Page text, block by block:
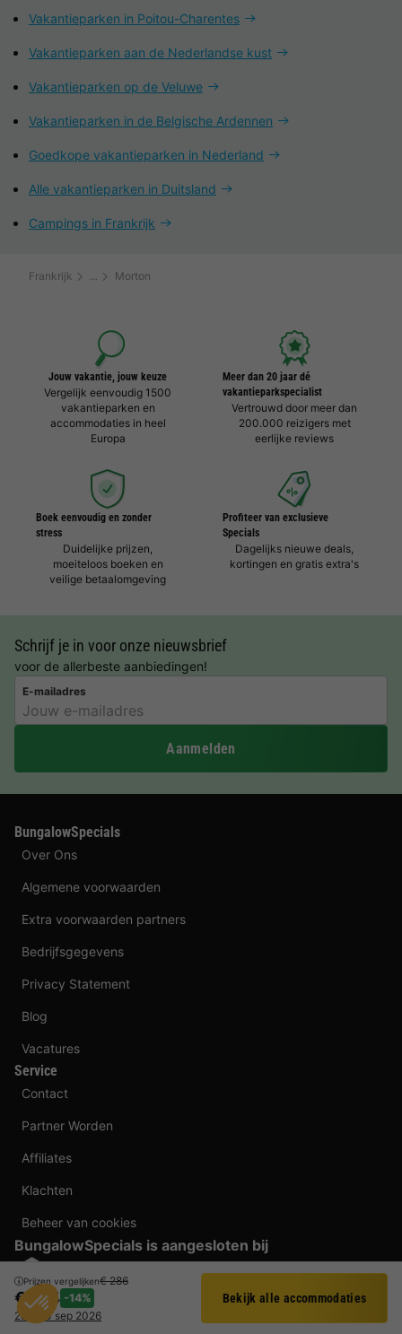
Filter
Prijzen vergelijken€ 286
-14%
€ 244
28 - 30 sep 2026
Bekijk alle accommodaties
Vakantieparken in Poitou-Charentes
Vakantieparken aan de Nederlandse kust
Vakantieparken op de Veluwe
Vakantieparken in de Belgische Ardennen
Goedkope vakantieparken in Nederland
Alle vakantieparken in Duitsland
Campings in Frankrijk
Frankrijk Morton
Jouw vakantie, jouw keuze
Vergelijk eenvoudig 1500
vakantieparken en
accommodaties in heel
Europa
Meer dan 20 jaar dé
vakantieparkspecialist
Vertrouwd door meer dan
200.000 reizigers met
eerlijke reviews
Boek eenvoudig en zonder
stress
Duidelijke prijzen,
moeiteloos boeken en
veilige betaalomgeving
Profiteer van exclusieve
Specials
Dagelijks nieuwe deals,
kortingen en gratis extra's
Schrijf je in voor onze nieuwsbrief
voor de allerbeste aanbiedingen!
E-mailadres
Aanmelden
BungalowSpecials
Over Ons
Algemene voorwaarden
Extra voorwaarden partners
Bedrijfsgegevens
Privacy Statement
Blog
Vacatures
Service
Contact
Partner Worden
Affiliates
Klachten
Beheer van cookies
BungalowSpecials is aangesloten bij
Betaalmogelijkheden